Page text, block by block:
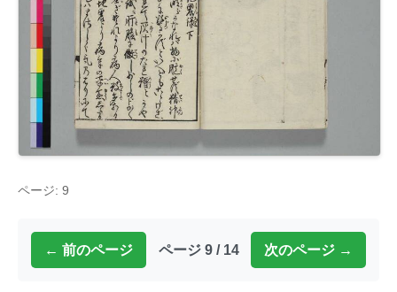
ページ: 9
← 前のページ ページ 9 / 14 次のページ →